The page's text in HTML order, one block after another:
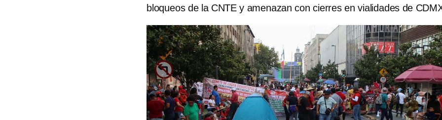
bloqueos de la CNTE y amenazan con cierres en vialidades de